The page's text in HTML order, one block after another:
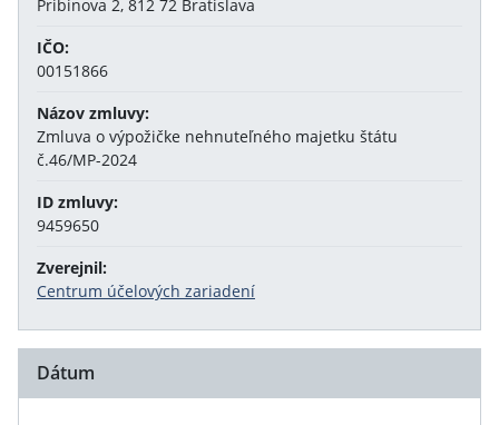
Pribinova 2, 812 72 Bratislava
IČO:
00151866
Názov zmluvy:
Zmluva o výpožičke nehnuteľného majetku štátu
č.46/MP-2024
ID zmluvy:
9459650
Zverejnil:
Centrum účelových zariadení
Dátum